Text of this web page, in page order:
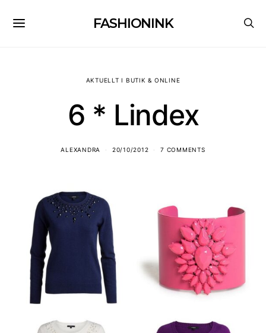
FASHIONINK
AKTUELLT I BUTIK & ONLINE
6 * Lindex
ALEXANDRA 20/10/2012 7 COMMENTS